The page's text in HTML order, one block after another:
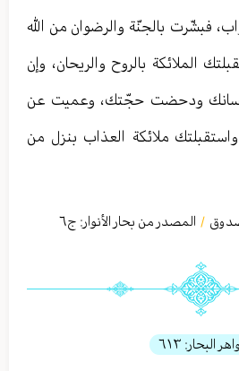
فبشّرت بالجنّة والرضوان من الله
الملائكة بالروح والريحان، وإن
ودحضت حجّتك، وعميت عن
ملائكة العذاب بنزل من
/ المصدر من بحار الأنوار: ج٦
البحار: ٦١٣